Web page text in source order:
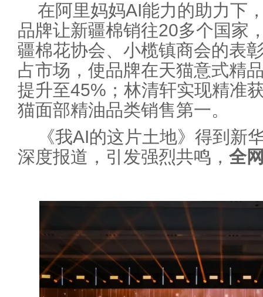
在阿里妈妈AI能力的助力下
品牌让新疆棉销往20多个国家
疆棉花协会、小榄镇商会的表
占市场，使品牌在天猫意式精
提升至45%；林清轩实现精准
猫面部精油品类销售第一。
《我AI的这片土地》得到新
深度报道，引发强烈共鸣， 全